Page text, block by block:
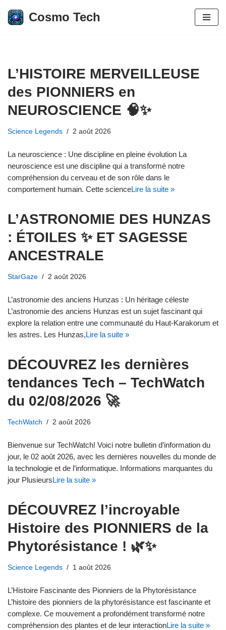
Aller
Cosmo Tech
L’HISTOIRE MERVEILLEUSE
des PIONNIERS en
NEUROSCIENCE 🧠✨
Science Legends 2 août 2026
La neuroscience : Une discipline en pleine évolution La
neuroscience est une discipline qui a transformé notre
compréhension du cerveau et de son rôle dans le
comportement humain. Cette scienceLire la suite »
L’ASTRONOMIE DES HUNZAS
: ÉTOILES ✨ ET SAGESSE
ANCESTRALE
StarGaze 2 août 2026
L’astronomie des anciens Hunzas : Un héritage céleste
L’astronomie des anciens Hunzas est un sujet fascinant qui
explore la relation entre une communauté du Haut-Karakorum et
les astres. Les Hunzas,Lire la suite »
DÉCOUVREZ les dernières
tendances Tech – TechWatch
du 02/08/2026 🚀
TechWatch 2 août 2026
Bienvenue sur TechWatch! Voici notre bulletin d’information du
jour, le 02 août 2026, avec les dernières nouvelles du monde de
la technologie et de l’informatique. Informations marquantes du
jour PlusieursLire la suite »
DÉCOUVREZ l’incroyable
Histoire des PIONNIERS de la
Phytorésistance ! 🌿✨
Science Legends 1 août 2026
L’Histoire Fascinante des Pionniers de la Phytorésistance
L’histoire des pionniers de la phytorésistance est fascinante et
complexe. Ce mouvement a profondément transformé notre
compréhension des plantes et de leur interactionLire la suite »